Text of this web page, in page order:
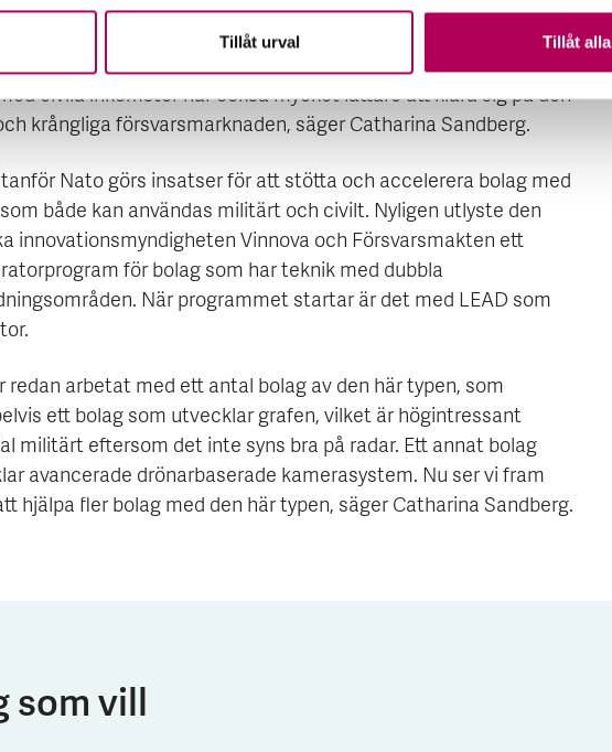
Tillåt urval Tillåt alla
alltså teknik som kan användas i både civila och militära
Civila teknologier utvecklas mycket snabbare, så det finns
behov av att få in dem i försvarssektorn så fort som möjligt.
civila inkomster har också mycket lättare att klara sig på den
krångliga försvarsmarknaden, säger Catharina Sandberg.
Nato görs insatser för att stötta och accelerera bolag med
både kan användas militärt och civilt. Nyligen utlyste den
innovationsmyndigheten Vinnova och Försvarsmakten ett
för bolag som har teknik med dubbla
När programmet startar är det med LEAD som
redan arbetat med ett antal bolag av den här typen, som
ett bolag som utvecklar grafen, vilket är högintressant
militärt eftersom det inte syns bra på radar. Ett annat bolag
avancerade drönarbaserade kamerasystem. Nu ser vi fram
hjälpa fler bolag med den här typen, säger Catharina Sandberg.
som vill